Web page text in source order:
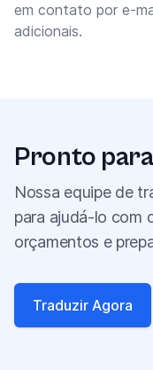
em contato por e-
adicionais.
Pronto
Nossa equipe de
para ajudá-lo com
orçamentos e
Traduzir Agora